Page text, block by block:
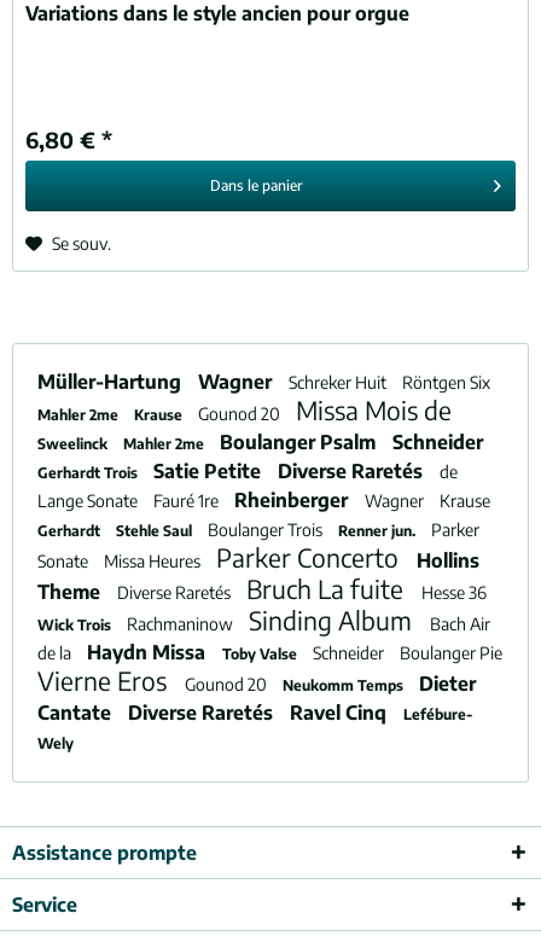
Variations dans le style ancien pour orgue
6,80 € *
Dans le panier
Se souv.
Müller-Hartung Wagner Schreker Huit Röntgen Six
Mahler 2me Krause Gounod 20 Missa Mois de
Sweelinck Mahler 2me Boulanger Psalm Schneider
Gerhardt Trois Satie Petite Diverse Raretés
de
Lange Sonate
Fauré 1re Rheinberger Wagner Krause
Gerhardt Stehle Saul Boulanger Trois Renner jun.
Parker
Sonate
Missa Heures Parker Concerto
Hollins
Theme
Diverse Raretés Bruch La fuite Hesse 36
Wick Trois Rachmaninow Sinding Album
Bach Air
de la
Haydn Missa Toby Valse Schneider Boulanger Pie
Vierne Eros Gounod 20 Neukomm Temps
Dieter
Cantate
Diverse Raretés Ravel Cinq
Lefébure-
Wely
Assistance prompte
Service